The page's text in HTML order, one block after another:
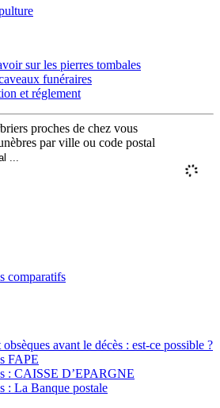
sur les pierres tombales
funéraires
et réglement
proches de chez vous
par ville ou code postal
comparatifs
avant le décès : est-ce possible ?
FAPE
: CAISSE D’EPARGNE
: La Banque postale